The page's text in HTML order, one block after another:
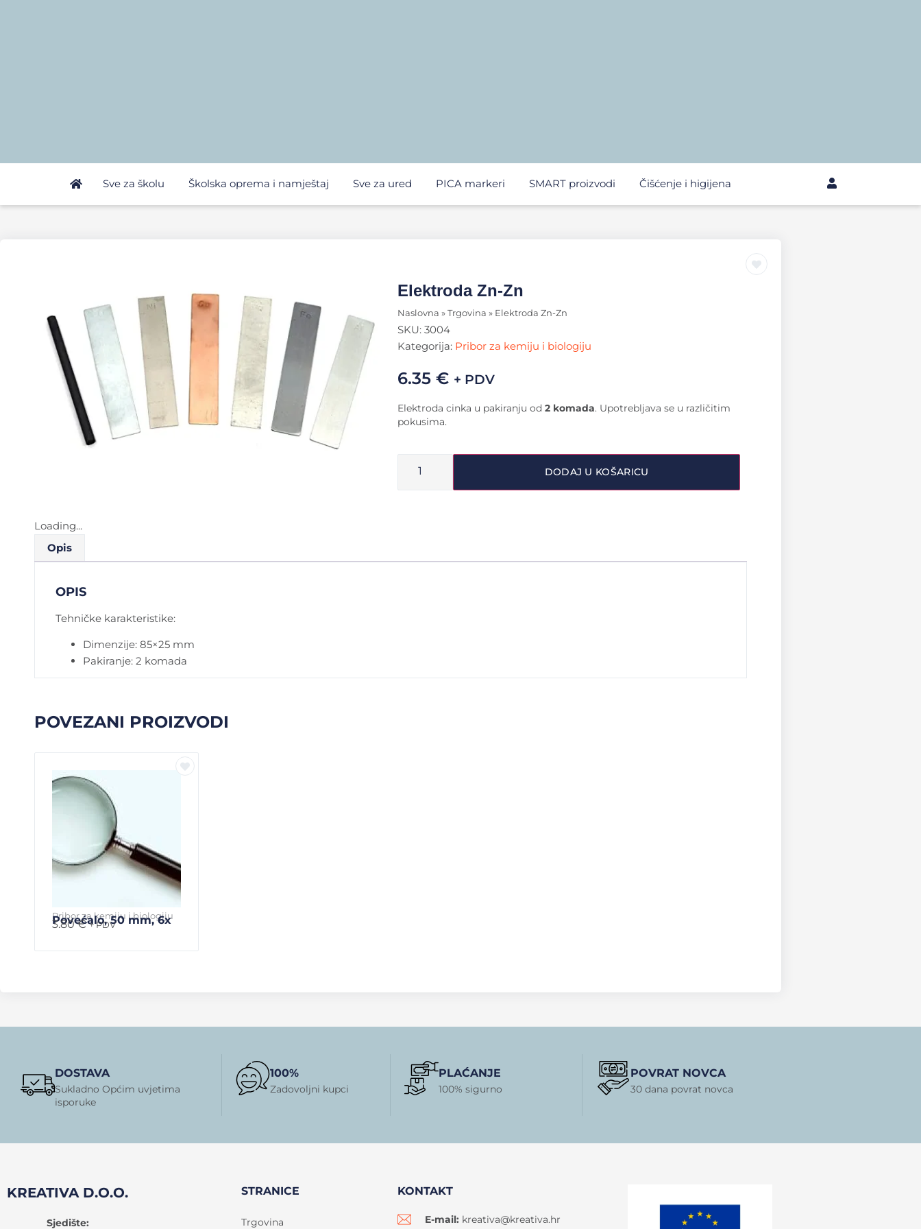
Sve za školu Školska oprema i namještaj Sve za ured PICA markeri SMART proizvodi Čišćenje i higijena
Elektroda Zn-Zn
Naslovna » Trgovina » Elektroda Zn-Zn
SKU: 3004
Kategorija: Pribor za kemiju i biologiju
6.35 € + PDV
Elektroda cinka u pakiranju od 2 komada. Upotrebljava se u različitim
pokusima.
DODAJ U KOŠARICU
Loading...
Opis
OPIS
Tehničke karakteristike:
Dimenzije: 85×25 mm
Pakiranje: 2 komada
POVEZANI PROIZVODI
Pribor za kemiju i biologiju
Povećalo, 50 mm, 6x
3.80€ + PDV
DOSTAVA
Sukladno Općim uvjetima
isporuke
100%
Zadovoljni kupci
PLAĆANJE
100% sigurno
POVRAT NOVCA
30 dana povrat novca
KREATIVA D.O.O.
Sjedište:
STRANICE
Trgovina
KONTAKT
E-mail: kreativa@kreativa.hr